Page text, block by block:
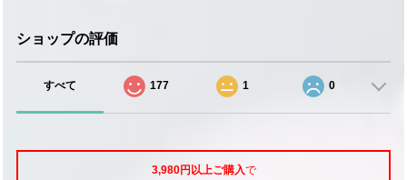
ショップの評価
すべて 177 1 0
3,980円以上ご購入で